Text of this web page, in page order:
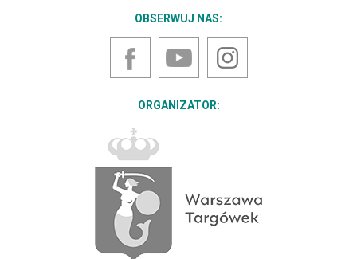
OBSERWUJ NAS:
FacebookYouTubeInstagram
ORGANIZATOR: